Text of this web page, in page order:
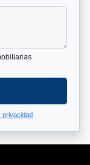
privacidad